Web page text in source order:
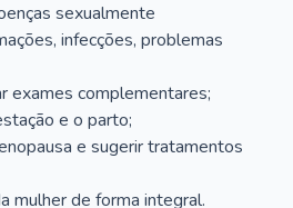
sexualmente
infecções, problemas
exames complementares;
e o parto;
e sugerir tratamentos
mulher de forma integral.